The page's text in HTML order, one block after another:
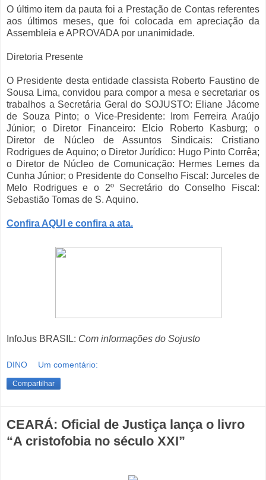
O último item da pauta foi a Prestação de Contas referentes
aos últimos meses, que foi colocada em apreciação da
Assembleia e APROVADA por unanimidade.
Diretoria Presente
O Presidente desta entidade classista Roberto Faustino de
Sousa Lima, convidou para compor a mesa e secretariar os
trabalhos a Secretária Geral do SOJUSTO: Eliane Jácome
de Souza Pinto; o Vice-Presidente: Irom Ferreira Araújo
Júnior; o Diretor Financeiro: Elcio Roberto Kasburg; o
Diretor de Núcleo de Assuntos Sindicais: Cristiano
Rodrigues de Aquino; o Diretor Jurídico: Hugo Pinto Corrêa;
o Diretor de Núcleo de Comunicação: Hermes Lemes da
Cunha Júnior; o Presidente do Conselho Fiscal: Jurceles de
Melo Rodrigues e o 2º Secretário do Conselho Fiscal:
Sebastião Tomas de S. Aquino.
Confira AQUI e confira a ata.
InfoJus BRASIL: Com informações do Sojusto
DINO Um comentário:
Compartilhar
CEARÁ: Oficial de Justiça lança o livro
“A cristofobia no século XXI”